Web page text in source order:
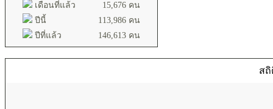
เดือนที่แล้ว
15,676 คน
ปีนี้
113,986 คน
ปีที่แล้ว
146,613 คน
สถิ